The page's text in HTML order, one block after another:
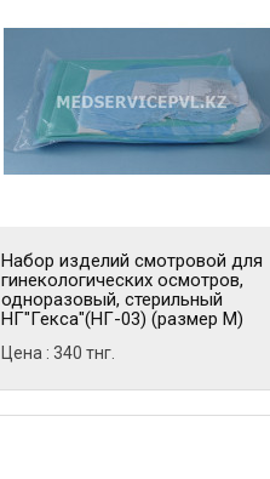
Набор изделий смотровой для
гинекологических осмотров,
одноразовый, стерильный
НГ"Гекса"(НГ-03) (размер М)
Цена : 340 тнг.